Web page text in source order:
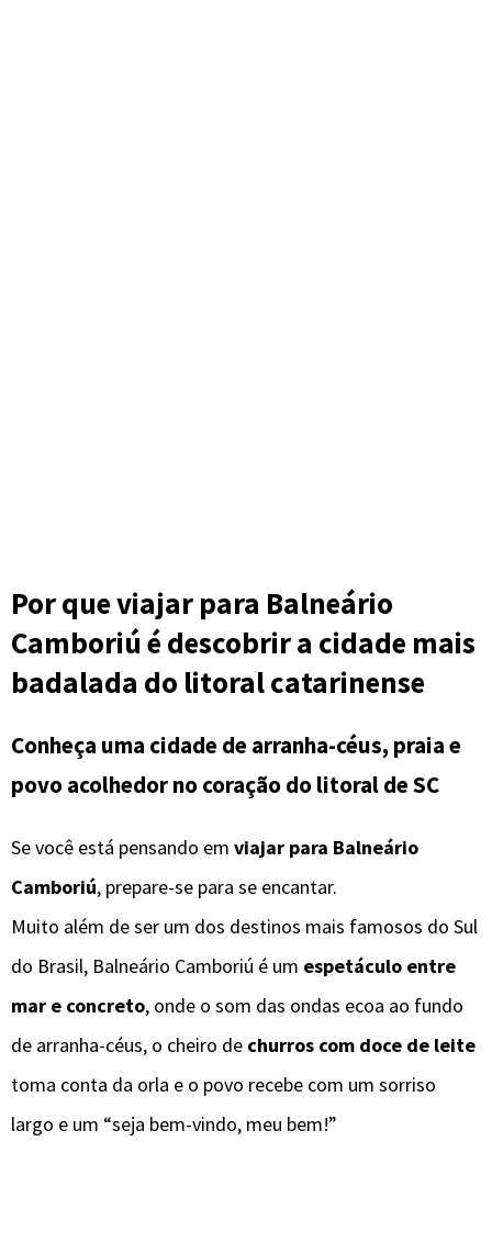
Por que viajar para Balneário
Camboriú é descobrir a cidade mais
badalada do litoral catarinense
Conheça uma cidade de arranha-céus, praia e
povo acolhedor no coração do litoral de SC
Se você está pensando em viajar para Balneário
Camboriú, prepare-se para se encantar.
Muito além de ser um dos destinos mais famosos do Sul
do Brasil, Balneário Camboriú é um espetáculo entre
mar e concreto, onde o som das ondas ecoa ao fundo
de arranha-céus, o cheiro de churros com doce de leite
toma conta da orla e o povo recebe com um sorriso
largo e um “seja bem-vindo, meu bem!”